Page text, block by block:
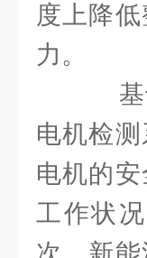
度上降
力。
基
电机检
电机的
工作状